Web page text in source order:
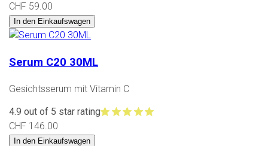
CHF 59.00
In den Einkaufswagen
Serum C20 30ML
Gesichtsserum mit Vitamin C
4.9 out of 5 star rating
CHF 146.00
In den Einkaufswagen